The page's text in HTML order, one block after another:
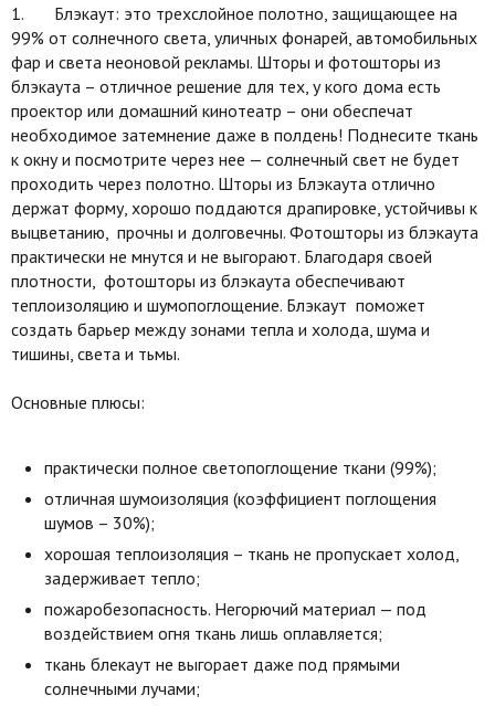
1. Блэкаут: это трехслойное полотно, защищающее на
99% от солнечного света, уличных фонарей, автомобильных
фар и света неоновой рекламы. Шторы и фотошторы из
блэкаута – отличное решение для тех, у кого дома есть
проектор или домашний кинотеатр – они обеспечат
необходимое затемнение даже в полдень! Поднесите ткань
к окну и посмотрите через нее — солнечный свет не будет
проходить через полотно. Шторы из Блэкаута отлично
держат форму, хорошо поддаются драпировке, устойчивы к
выцветанию, прочны и долговечны. Фотошторы из блэкаута
практически не мнутся и не выгорают. Благодаря своей
плотности, фотошторы из блэкаута обеспечивают
теплоизоляцию и шумопоглощение. Блэкаут поможет
создать барьер между зонами тепла и холода, шума и
тишины, света и тьмы.
Основные плюсы:
практически полное светопоглощение ткани (99%);
отличная шумоизоляция (коэффициент поглощения
шумов – 30%);
хорошая теплоизоляция – ткань не пропускает холод,
задерживает тепло;
пожаробезопасность. Негорючий материал — под
воздействием огня ткань лишь оплавляется;
ткань блекаут не выгорает даже под прямыми
солнечными лучами;